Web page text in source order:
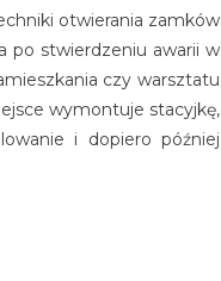
otwierania zamków
po stwierdzeniu awarii w
czy warsztatu
wymontuje stacyjkę,
i dopiero później